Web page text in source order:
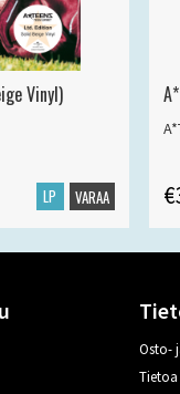
Vinyl)
LP VARAA
Osto-
Tietoa